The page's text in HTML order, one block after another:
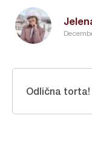
Odlična torta!